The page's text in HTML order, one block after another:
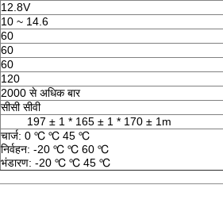
12.8V
10 ~ 14.6
60
60
60
120
2000 से अधिक बार
सीसी सीवी
197 ± 1 * 165 ± 1 * 170 ± 1m
चार्ज: 0 ℃ ℃ 45 ℃
निर्वहन: -20 ℃ ℃ 60 ℃
भंडारण: -20 ℃ ℃ 45 ℃